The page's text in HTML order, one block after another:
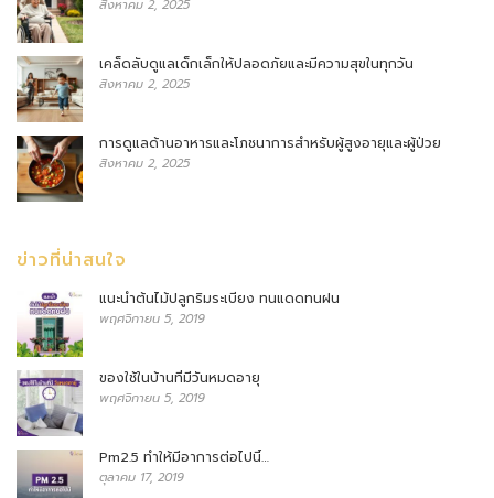
สิงหาคม 2, 2025
เคล็ดลับดูแลเด็กเล็กให้ปลอดภัยและมีความสุขในทุกวัน
สิงหาคม 2, 2025
การดูแลด้านอาหารและโภชนาการสำหรับผู้สูงอายุและผู้ป่วย
สิงหาคม 2, 2025
ข่าวที่น่าสนใจ
แนะนำต้นไม้ปลูกริมระเบียง ทนแดดทนฝน
พฤศจิกายน 5, 2019
ของใช้ในบ้านที่มีวันหมดอายุ
พฤศจิกายน 5, 2019
Pm2.5 ทำให้มีอาการต่อไปนี้…
ตุลาคม 17, 2019